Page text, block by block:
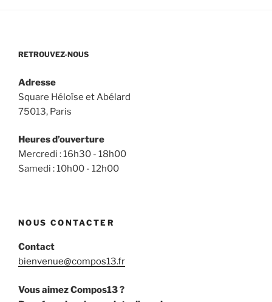
RETROUVEZ-NOUS
Adresse
Square Héloïse et Abélard
75013, Paris
Heures d’ouverture
Mercredi : 16h30 - 18h00
Samedi : 10h00 - 12h00
NOUS CONTACTER
Contact
bienvenue@compos13.fr
Vous aimez Compos13 ?